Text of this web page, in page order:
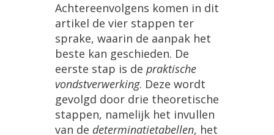
Achtereenvolgens komen in dit
artikel de vier stappen ter
sprake, waarin de aanpak het
beste kan geschieden. De
eerste stap is de praktische
vondstverwerking. Deze wordt
gevolgd door drie theoretische
stappen, namelijk het invullen
van de determinatietabellen, het